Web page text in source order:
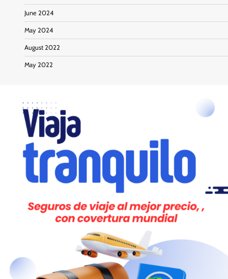
June 2024
May 2024
August 2022
May 2022